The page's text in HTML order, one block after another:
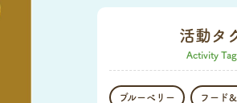
活動タ
Activity Tag
ブルーベリー フード